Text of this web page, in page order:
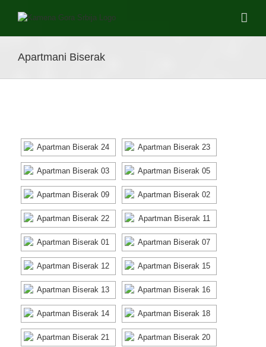
Apartmani Biserak